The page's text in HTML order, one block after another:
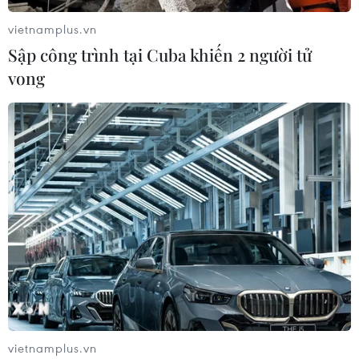
Thái Lan-Myanmar thúc đẩy hợp tác
kinh tế và công nghệ vũ trụ
06/08/2026 13:35
Việt Nam-Thái Lan nhất trí thúc đẩy
triển khai thực chất Chiến lược "Ba
kết nối"
06/08/2026 13:24
Thủ tướng Lê Minh Hưng tiếp Đại sứ
Malaysia đến chào từ biệt kết thúc
vietnamplus.vn
Sập công trình tại Cuba khiến 2 người tử
vong
vietnamplus.vn